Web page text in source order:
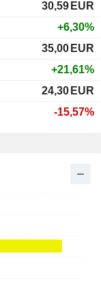
30,59 EUR
+6,30%
35,00 EUR
+21,61%
24,30 EUR
-15,57%